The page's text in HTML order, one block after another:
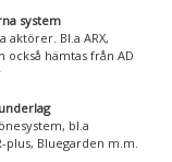
system
aktörer. Bl.a ARX,
också hämtas från AD
bl.a
plus, Bluegarden m.m.